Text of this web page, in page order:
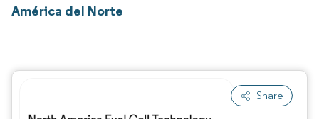
América del Norte
Share